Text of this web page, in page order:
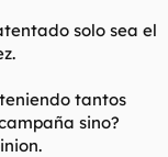
solo sea el
tantos
sino?